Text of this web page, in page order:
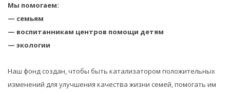
Мы помогаем:
— семьям
— воспитанникам центров помощи детям
— экологии
Наш фонд создан, чтобы быть катализатором положительных
изменений для улучшения качества жизни семей, помогать им